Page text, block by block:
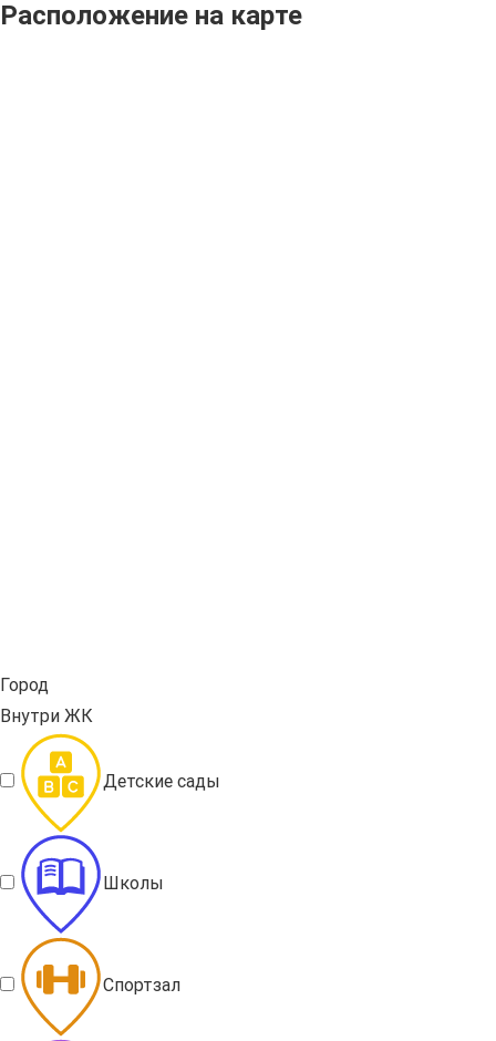
Расположение на карте
Город
Внутри ЖК
Детские сады
Школы
Спортзал